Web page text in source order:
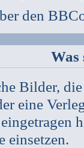
den
Was
Bilder,
eine
einsetzen.